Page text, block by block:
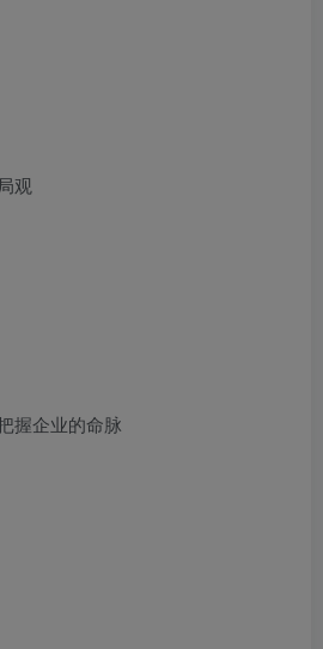
观
握企业的命脉